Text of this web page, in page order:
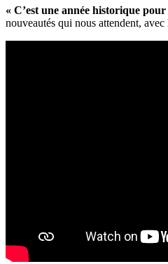
« C’est une année historique pour
nouveautés qui nous attendent, avec